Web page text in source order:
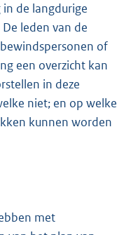
de langdurige
leden van de
of
een overzicht kan
in deze
niet; en op welke
kunnen worden
met